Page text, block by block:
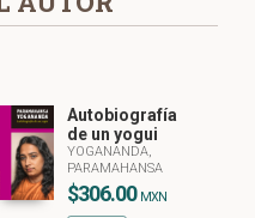
Autobiografía
de un yogui
YOGANANDA,
PARAMAHANSA
$306.00 MXN